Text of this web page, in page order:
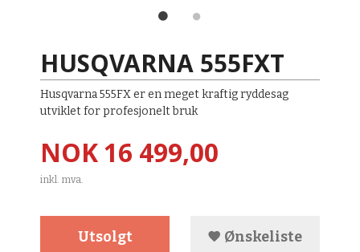
HUSQVARNA 555FXT
Husqvarna 555FX er en meget kraftig ryddesag
utviklet for profesjonelt bruk
Pris
NOK16 499,00
inkl. mva.
Utsolgt Ønskeliste